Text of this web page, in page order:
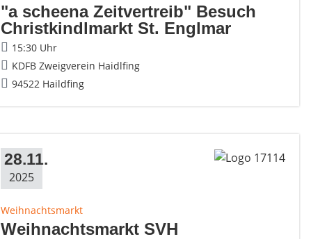
"a scheena Zeitvertreib" Besuch
Christkindlmarkt St. Englmar
15:30 Uhr
KDFB Zweigverein Haidlfing
94522 Haildfing
28.11.
2025
Weihnachtsmarkt
Weihnachtsmarkt SVH